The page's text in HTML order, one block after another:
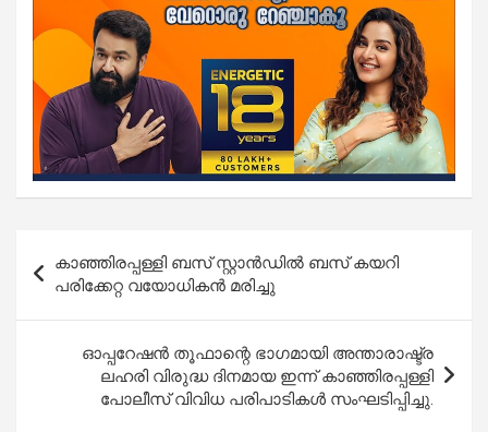
navigation
കാഞ്ഞിരപ്പള്ളി ബസ് സ്റ്റാൻഡിൽ ബസ് കയറി
പരിക്കേറ്റ വയോധികൻ മരിച്ചു
ഓപ്പറേഷൻ തൂഫാന്റെ ഭാഗമായി അന്താരാഷ്ട്ര
ലഹരി വിരുദ്ധ ദിനമായ ഇന്ന് കാഞ്ഞിരപ്പള്ളി
പോലീസ് വിവിധ പരിപാടികൾ സംഘടിപ്പിച്ചു.